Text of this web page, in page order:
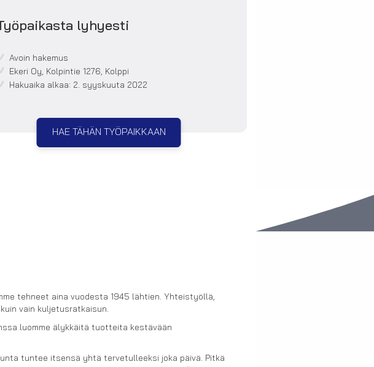
lyhyesti
Avoin hakemus
Ekeri Oy, Kolpintie 1276, Kolppi
Hakuaika alkaa: 2. syyskuuta 2022
HAE TÄHÄN TYÖPAIKKAAN
tehneet aina vuodesta 1945 lähtien. Yhteistyöllä,
vain kuljetusratkaisun.
luomme älykkäitä tuotteita kestävään
tuntee itsensä yhtä tervetulleeksi joka päivä. Pitkä